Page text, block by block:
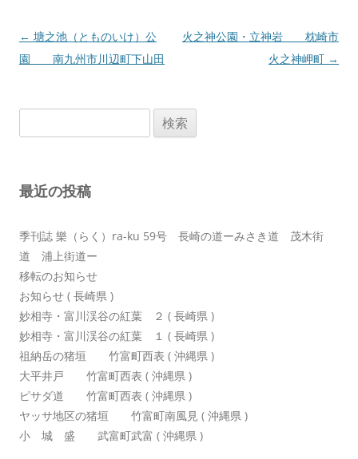
投
稿
ョ
← 塘之池（とものいけ）公
園 南九州市川辺町下山田
火之神公園・立神岩 枕崎市
火之神岬町 →
索:
最近の投稿
季刊誌 樂（らく）ra-ku 59号 長崎の道ーみさき道 茂木街
道 浦上街道ー
移転のお知らせ
お知らせ ( 長崎県 )
妙相寺・富川渓谷の紅葉 ２ ( 長崎県 )
妙相寺・富川渓谷の紅葉 １ ( 長崎県 )
祖納岳の猪垣 竹富町西表 ( 沖縄県 )
大平井戸 竹富町西表 ( 沖縄県 )
ピサダ道 竹富町西表 ( 沖縄県 )
ヤッサ地区の猪垣 竹富町南風見 ( 沖縄県 )
小 城 盛 武富町武富 ( 沖縄県 )